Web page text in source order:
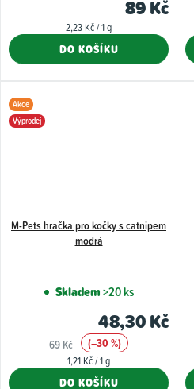
89 Kč
Měrná
2,23 Kč / 1 g
DO KOŠÍKU
Akce
Výprodej
M-Pets hračka pro kočky s catnipem
modrá
Skladem>20 ks
48,30 Kč
69 Kč (–30 %)
Měrná
1,21 Kč / 1 g
DO KOŠÍKU